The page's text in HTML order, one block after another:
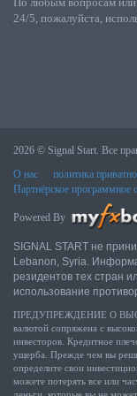
24/5, пожалуйста,
2026 © Signal Start. Все
О нас
политика
Партнёрское программное
Powered By
SIGNAL START не
Lebanon, Syria.
резидентов тех стран
использование
ПРЕДУПРЕЖДЕНИЕ О
валютой сопряжена с
инвесторов. Кредитное
ущерба. Прежде чем вы
определите свои
можете потерять все или